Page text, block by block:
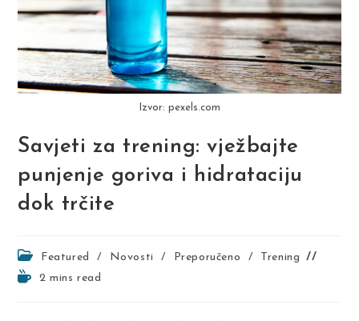
Izvor: pexels.com
Savjeti za trening: vježbajte
punjenje goriva i hidrataciju
dok trčite
Post
category:
Featured / Novosti / Preporučeno /
Trening
Reading2 mins read